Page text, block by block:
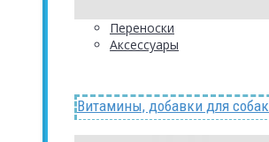
Переноски
Аксессуары
Витамины, добавки для собак